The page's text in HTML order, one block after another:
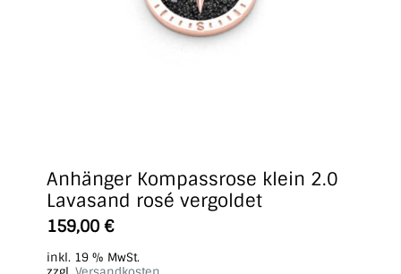
Anhänger Kompassrose klein 2.0
Lavasand rosé vergoldet
159,00 €
inkl. 19 % MwSt.